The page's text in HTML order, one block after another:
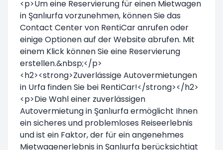
<p>Um eine Reservierung für einen Mietwagen
in Şanlıurfa vorzunehmen, können Sie das
Contact Center von RentiCar anrufen oder
einige Optionen auf der Website abrufen. Mit
einem Klick können Sie eine Reservierung
erstellen.&nbsp;</p>
<h2><strong>Zuverlässige Autovermietungen
in Urfa finden Sie bei RentiCar!</strong></h2>
<p>Die Wahl einer zuverlässigen
Autovermietung in Şanlıurfa ermöglicht Ihnen
ein sicheres und problemloses Reiseerlebnis
und ist ein Faktor, der für ein angenehmes
Mietwagenerlebnis in Şanlıurfa berücksichtigt